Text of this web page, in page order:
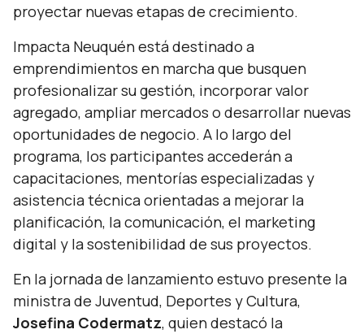
proyectar nuevas etapas de crecimiento.
Impacta Neuquén está destinado a
emprendimientos en marcha que busquen
profesionalizar su gestión, incorporar valor
agregado, ampliar mercados o desarrollar nuevas
oportunidades de negocio. A lo largo del
programa, los participantes accederán a
capacitaciones, mentorías especializadas y
asistencia técnica orientadas a mejorar la
planificación, la comunicación, el marketing
digital y la sostenibilidad de sus proyectos.
En la jornada de lanzamiento estuvo presente la
ministra de Juventud, Deportes y Cultura,
Josefina Codermatz, quien destacó la